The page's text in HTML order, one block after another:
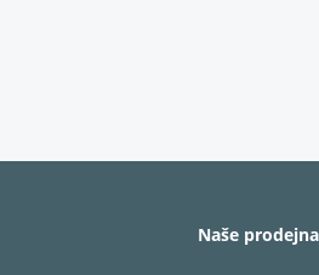
Naše prodejna